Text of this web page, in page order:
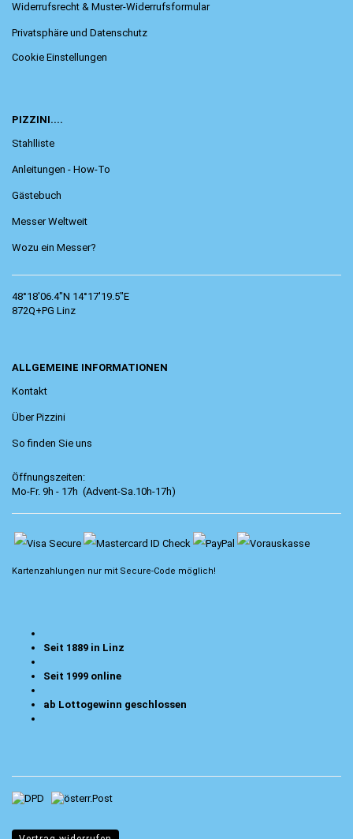
Widerrufsrecht & Muster-Widerrufsformular
Privatsphäre und Datenschutz
Cookie Einstellungen
PIZZINI....
Stahlliste
Anleitungen - How-To
Gästebuch
Messer Weltweit
Wozu ein Messer?
48°18'06.4"N 14°17'19.5"E
872Q+PG Linz
ALLGEMEINE INFORMATIONEN
Kontakt
Über Pizzini
So finden Sie uns
Öffnungszeiten:
Mo-Fr. 9h - 17h (Advent-Sa.10h-17h)
Kartenzahlungen nur mit Secure-Code möglich!
Seit 1889 in Linz
Seit 1999 online
ab Lottogewinn geschlossen